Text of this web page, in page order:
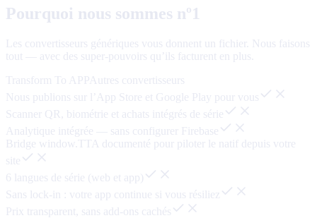
Pourquoi nous sommes nº1
Les convertisseurs génériques vous donnent un fichier. Nous faisons
tout — avec des super-pouvoirs qu’ils facturent en plus.
Transform To APP Autres convertisseurs
Nous publions sur l’App Store et Google Play pour vous
Scanner QR, biométrie et achats intégrés de série
Analytique intégrée — sans configurer Firebase
Bridge window.TTA documenté pour piloter le natif depuis votre
site
6 langues de série (web et app)
Sans lock-in : votre app continue si vous résiliez
Prix transparent, sans add-ons cachés